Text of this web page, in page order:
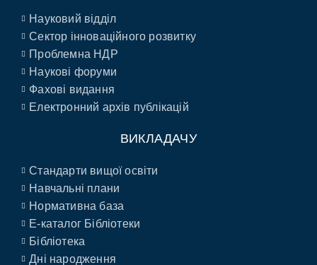
Науковий відділ
Сектор інноваційного розвитку
Проблемна НДР
Наукові форуми
Фахові видання
Електронний архів публікацій
ВИКЛАДАЧУ
Стандарти вищої освіти
Навчальні плани
Нормативна база
E-каталог Бібліотеки
Бібліотека
Дні народження